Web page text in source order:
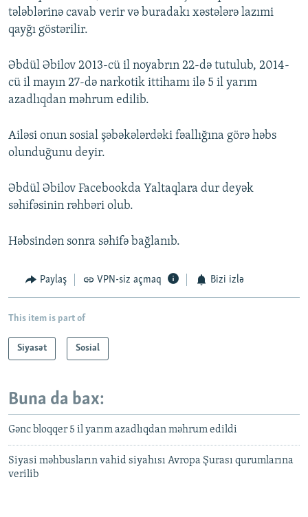
tələblərinə cavab verir və buradakı xəstələrə lazımi
qayğı göstərilir.
Əbdül Əbilov 2013-cü il noyabrın 22-də tutulub, 2014-
cü il mayın 27-də narkotik ittihamı ilə 5 il yarım
azadlıqdan məhrum edilib.
Ailəsi onun sosial şəbəkələrdəki fəallığına görə həbs
olunduğunu deyir.
Əbdül Əbilov Facebookda Yaltaqlara dur deyək
səhifəsinin rəhbəri olub.
Həbsindən sonra səhifə bağlanıb.
Paylaş VPN-siz açmaq Bizi izlə
This item is part of
Siyasət Sosial
Buna da bax:
Gənc bloqqer 5 il yarım azadlıqdan məhrum edildi
Siyasi məhbusların vahid siyahısı Avropa Şurası qurumlarına
verilib